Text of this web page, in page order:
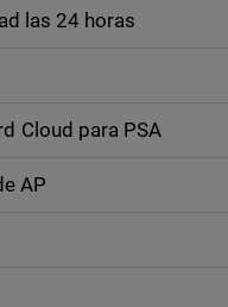
las 24 horas
Cloud para PSA
AP